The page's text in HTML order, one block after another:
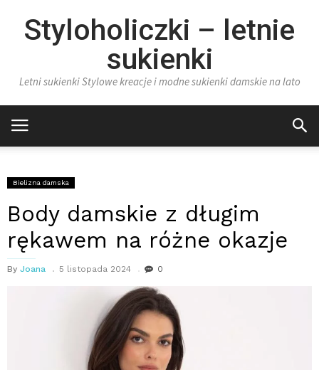
Styloholiczki – letnie
sukienki
Letni sukienki Stylowe kreacje i modne sukienki damskie na lato
Bielizna damska
Body damskie z długim
rękawem na różne okazje
By Joana 5 listopada 2024 0